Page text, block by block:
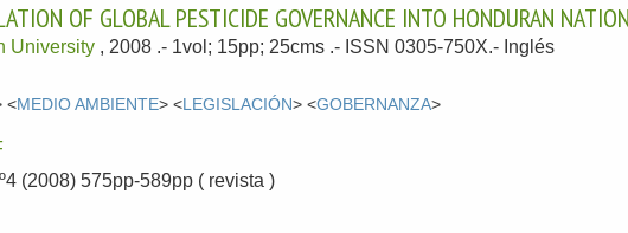
OF GLOBAL PESTICIDE GOVERNANCE INTO HONDURAN
University , 2008 .- 1vol; 15pp; 25cms .- ISSN 0305-750X.- Inglés
<MEDIO AMBIENTE> < LEGISLACIÓN> <GOBERNANZA>
(2008) 575pp-589pp ( revista )